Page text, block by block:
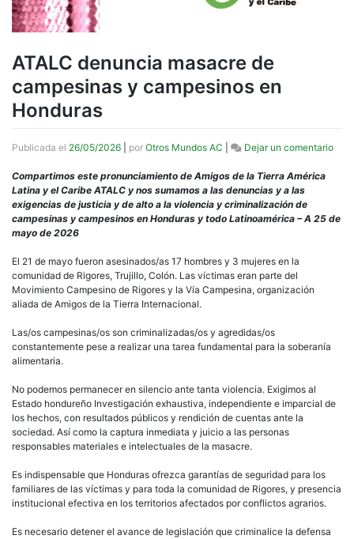
ATALC denuncia masacre de
campesinas y campesinos en
Honduras
Publicada el 26/05/2026 por Otros Mundos AC Dejar un comentarioen
Compartimos este pronunciamiento de Amigos de la Tierra América
Latina y el Caribe ATALC y nos sumamos a las denuncias y a las
exigencias de justicia y de alto a la violencia y criminalización de
campesinas y campesinos en Honduras y todo Latinoamérica – A 25 de
mayo de 2026
El 21 de mayo fueron asesinados/as 17 hombres y 3 mujeres en la
comunidad de Rigores, Trujillo, Colón. Las víctimas eran parte del
Movimiento Campesino de Rigores y la Vía Campesina, organización
aliada de Amigos de la Tierra Internacional.
Las/os campesinas/os son criminalizadas/os y agredidas/os
constantemente pese a realizar una tarea fundamental para la soberanía
alimentaria.
No podemos permanecer en silencio ante tanta violencia. Exigimos al
Estado hondureño Investigación exhaustiva, independiente e imparcial de
los hechos, con resultados públicos y rendición de cuentas ante la
sociedad. Así como la captura inmediata y juicio a las personas
responsables materiales e intelectuales de la masacre.
Es indispensable que Honduras ofrezca garantías de seguridad para los
familiares de las víctimas y para toda la comunidad de Rigores, y presencia
institucional efectiva en los territorios afectados por conflictos agrarios.
Es necesario detener el avance de legislación que criminalice la defensa